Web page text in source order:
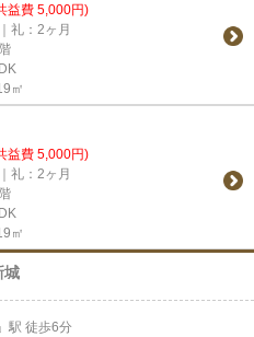
益費 5,000円)
礼：2ヶ月
㎡
益費 5,000円)
礼：2ヶ月
㎡
城
」駅 徒歩6分